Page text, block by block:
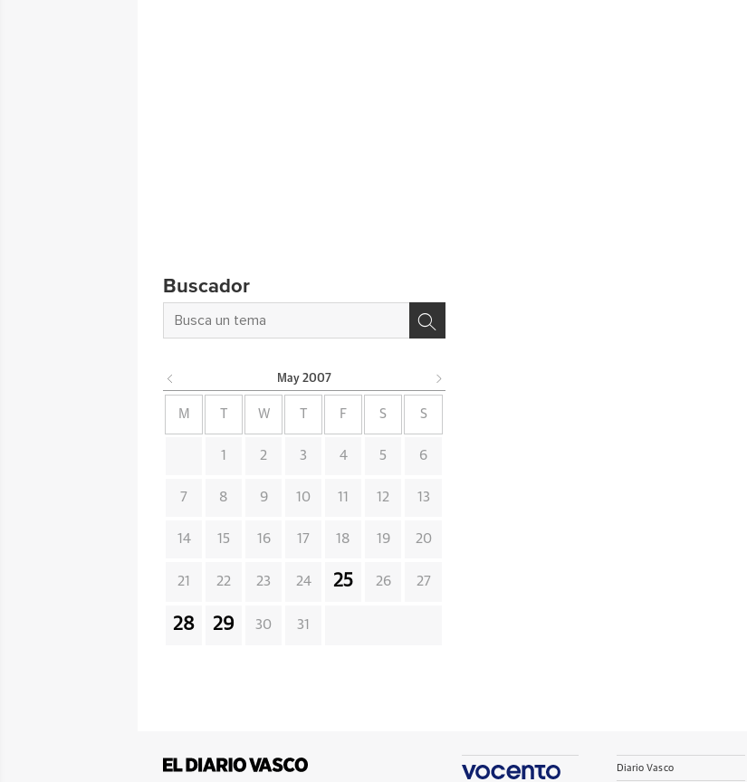
Buscador
May 2007
M W F S S
1 2 3 4 5 6
7 8 9 10 11 12 13
14 15 16 17 18 19 20
21 22 23 24 25 26 27
28 29 30 31
Diario Vasco